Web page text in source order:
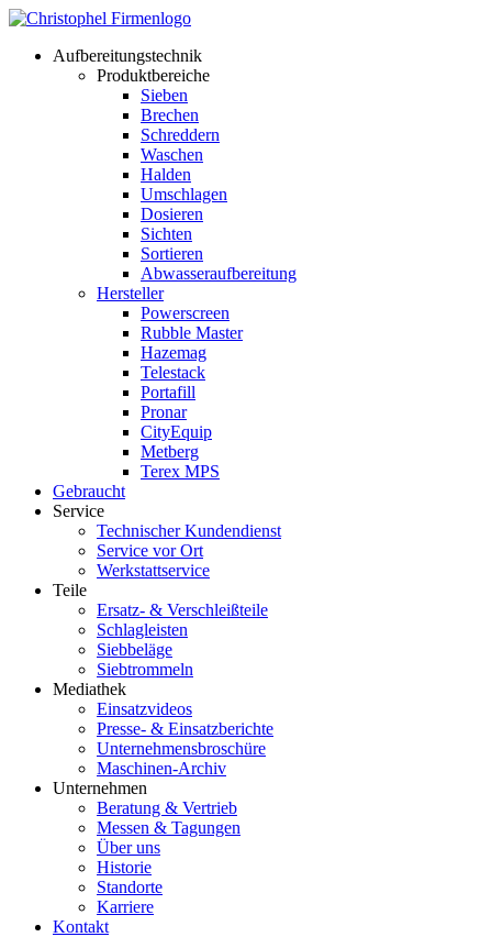
Aufbereitungstechnik
Produktbereiche
Sieben
Brechen
Schreddern
Waschen
Halden
Umschlagen
Dosieren
Sichten
Sortieren
Abwasseraufbereitung
Hersteller
Powerscreen
Rubble Master
Hazemag
Telestack
Portafill
Pronar
CityEquip
Metberg
Terex MPS
Gebraucht
Service
Technischer Kundendienst
Service vor Ort
Werkstattservice
Teile
Ersatz- & Verschleißteile
Schlagleisten
Siebbeläge
Siebtrommeln
Mediathek
Einsatzvideos
Presse- & Einsatzberichte
Unternehmensbroschüre
Maschinen-Archiv
Unternehmen
Beratung & Vertrieb
Messen & Tagungen
Über uns
Historie
Standorte
Karriere
Kontakt